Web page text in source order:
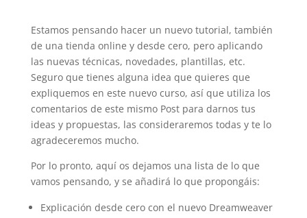
Estamos pensando hacer un nuevo tutorial, también
de una tienda online y desde cero, pero aplicando
las nuevas técnicas, novedades, plantillas, etc.
Seguro que tienes alguna idea que quieres que
expliquemos en este nuevo curso, así que utiliza los
comentarios de este mismo Post para darnos tus
ideas y propuestas, las consideraremos todas y te lo
agradeceremos mucho.
Por lo pronto, aquí os dejamos una lista de lo que
vamos pensando, y se añadirá lo que propongáis:
Explicación desde cero con el nuevo Dreamweaver